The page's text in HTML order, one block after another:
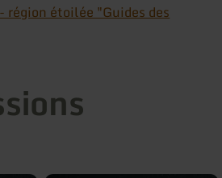
région étoilée "Guides des